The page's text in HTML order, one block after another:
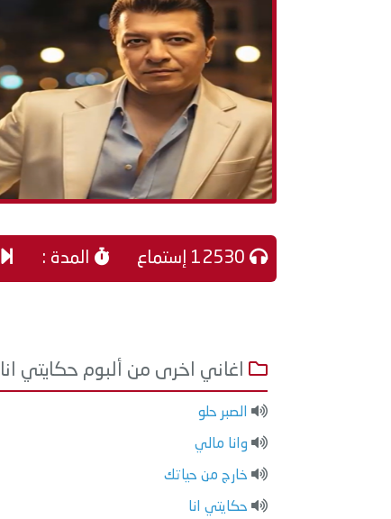
المدة :
اغاني اخرى من ألبوم حكايتي انا
الصبر حلو
وانا مالي
خارج من حياتك
حكايتي انا